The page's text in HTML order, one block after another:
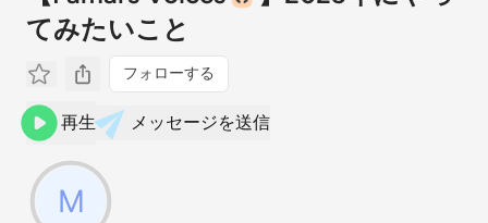
てみたいこと
フォローする
再生 メッセージを送信